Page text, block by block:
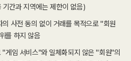
간과 지역에는 제한이 없음)
사전 동의 없이 거래를 목적으로 "회원
를 하지 않음
게임 서비스"와 일체화되지 않은 "회원"의